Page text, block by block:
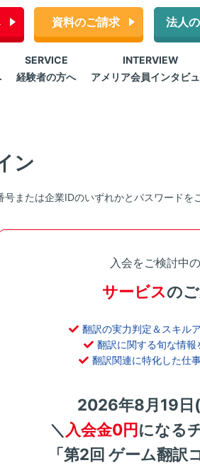
資料のご請求 法人
SERVICE
経験者の方へ
INTERVIEW
アメリア会員インタビ
ン
または企業IDのいずれかとパスワードを
入会をご検討中
サービスの
翻訳の実力判定＆スキル
翻訳に関する旬な情報
翻訳関連に特化した仕
2026年8月19日
＼ 入会金0円になる
「第2回 ゲーム翻訳